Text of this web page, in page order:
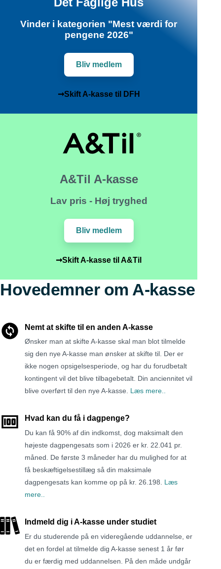
Vinder i kategorien "Mest værdi for
pengene 2026"
Bliv medlem
➞Skift A-kasse til DFH
A&Til A-kasse
Lav pris - Høj tryghed
Bliv medlem
➞Skift A-kasse til A&Til
Hovedemner om A-kasse
Nemt at skifte til en anden A-kasse
Ønsker man at skifte A-kasse skal man blot tilmelde
sig den nye A-kasse man ønsker at skifte til. Der er
ikke nogen opsigelsesperiode, og har du forudbetalt
kontingent vil det blive tilbagebetalt. Din anciennitet vil
blive overført til den nye A-kasse. Læs mere..
Hvad kan du få i dagpenge?
Du kan få 90% af din indkomst, dog maksimalt den
højeste dagpengesats som i 2026 er kr. 22.041 pr.
måned. De første 3 måneder har du mulighed for at
få beskæftigelsestillæg så din maksimale
dagpengesats kan komme op på kr. 26.198. Læs
mere..
Indmeld dig i A-kasse under studiet
Er du studerende på en videregående uddannelse, er
det en fordel at tilmelde dig A-kasse senest 1 år før
du er færdig med uddannelsen. På den måde undgår